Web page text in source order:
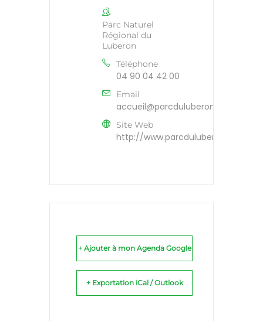
Parc Naturel
Régional du
Luberon
Téléphone
04 90 04 42 00
Email
accueil@parcduluberon.fr
Site Web
http://www.parcduluberon.fr
+ Ajouter à mon Agenda Google
+ Exportation iCal / Outlook